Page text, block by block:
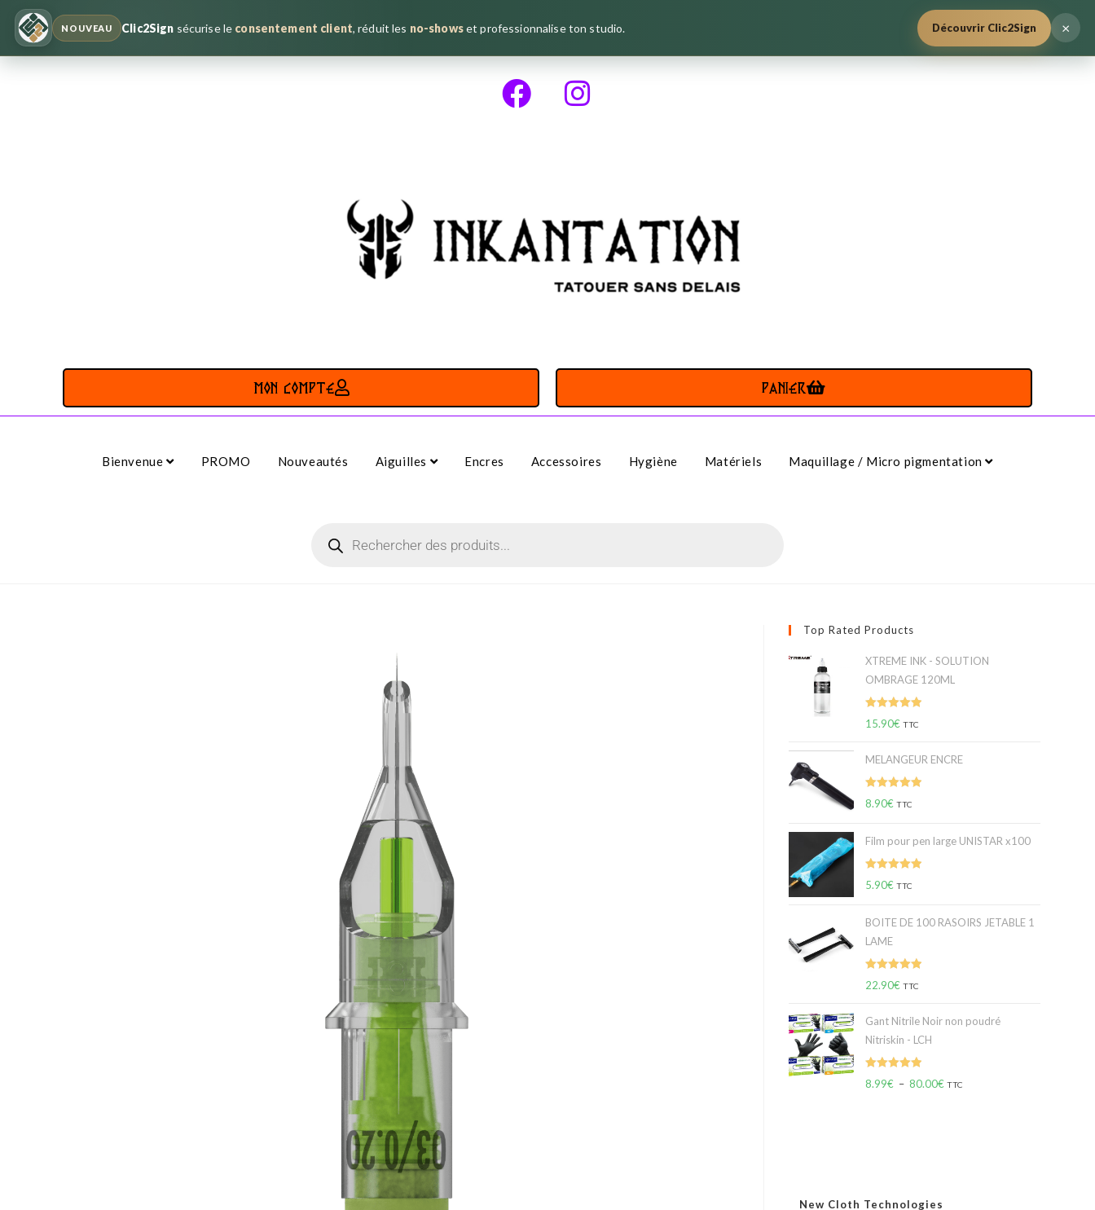
NOUVEAU Clic2Sign sécurise le consentement client, réduit les no-showset professionnalise ton studio. Découvrir Clic2Sign ×
MON COMPTE PANIER
Bienvenue PROMO Nouveautés Aiguilles Encres Accessoires Hygiène Matériels Maquillage / Micro pigmentation
Top Rated Products
XTREME INK - SOLUTION
OMBRAGE 120ML
Note5.00
15.90€ TTC
MELANGEUR ENCRE
Note 5.00
8.90€ TTC
Film pour pen large UNISTAR x100
Note 5.00
5.90€ TTC
BOITE DE 100 RASOIRS JETABLE 1
LAME
Note5.00
22.90€ TTC
Gant Nitrile Noir non poudré
Nitriskin - LCH
Note 5.00
8.99€ – 80.00€ TTC
New Cloth Technologies